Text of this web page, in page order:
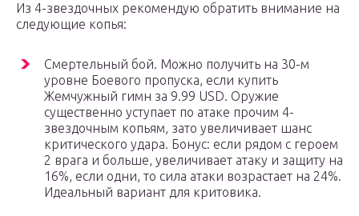
Из 4-звездочных рекомендую обратить внимание на
следующие копья:
Смертельный бой. Можно получить на 30-м
уровне Боевого пропуска, если купить
Жемчужный гимн за 9.99 USD. Оружие
существенно уступает по атаке прочим 4-
звездочным копьям, зато увеличивает шанс
критического удара. Бонус: если рядом с героем
2 врага и больше, увеличивает атаку и защиту на
16%, если одни, то сила атаки возрастает на 24%.
Идеальный вариант для критовика.